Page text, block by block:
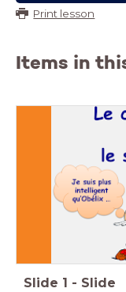
Print lesson
Items in
Slide 1 - Slide